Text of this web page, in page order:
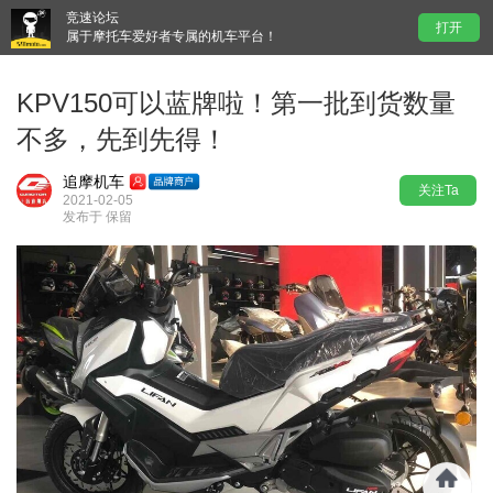
竞速论坛
属于摩托车爱好者专属的机车平台！
打开
KPV150可以蓝牌啦！第一批到货数量
不多，先到先得！
追摩机车
2021-02-05
发布于 保留
关注Ta